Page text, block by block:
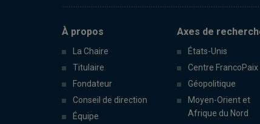
À propos
La Chaire
Titulaire
Fondateur
Conseil de direction
Équipe
Axes de
États-Unis
Centre FrancoPaix
Géopolitique
Moyen-Orient et
Afrique du Nord